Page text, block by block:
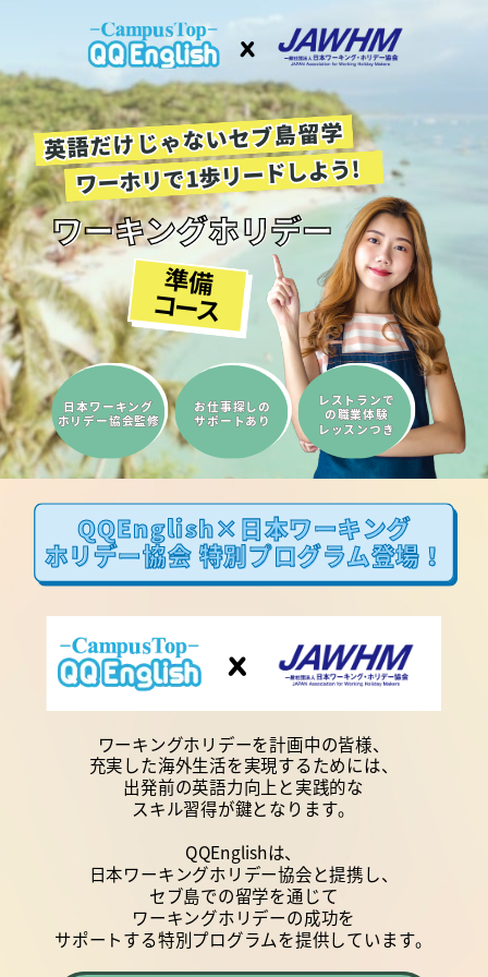
x
英語だけじゃないセブ島留学
英語だけじゃないセブ島留学
ワーホリで1歩リードしよう!
ワーホリで1歩リードしよう!
ワーキングホリデー
準備
コース
日本ワーキング
ホリデー協会監修
日本ワーキング
ホリデー協会監修
お仕事探しの
サポートあり
お仕事探しの
サポートあり
レストランで
の職業体験
レッスンつき
レストランで
の職業体験
レッスンつき
x
ワーキングホリデーを計画中の皆様、
充実した海外生活を実現するためには、
出発前の英語力向上と実践的な
スキル習得が鍵となります。
QQEnglishは、
日本ワーキングホリデー協会と提携し、
セブ島での留学を通じて
ワーキングホリデーの成功を
サポートする特別プログラムを提供しています。
QQEnglish×日本ワーキング
ホリデー協会 特別プログラム登場！